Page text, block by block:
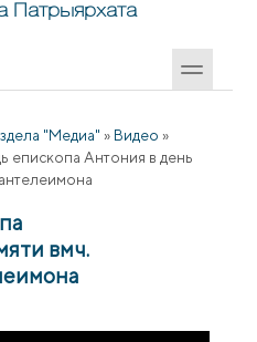
Патрыярхата
"Медиа" » Видео »
епископа Антония в день
вмч.